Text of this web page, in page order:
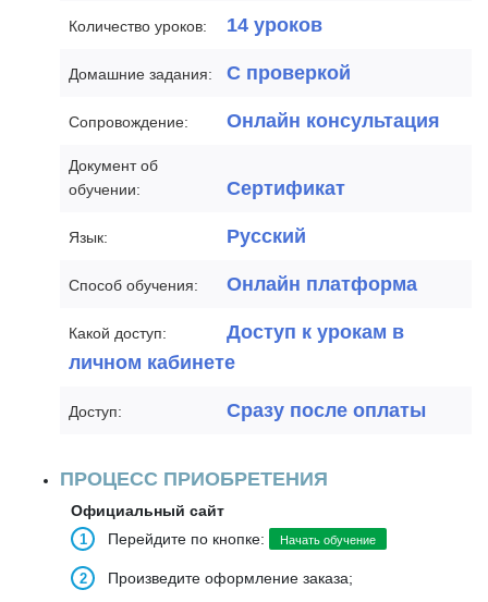
Количество уроков: 14 уроков
Домашние задания: С проверкой
Сопровождение: Онлайн консультация
Документ об
обучении:
Сертификат
Язык: Русский
Способ обучения: Онлайн платформа
Какой доступ:
Доступ к урокам в
личном кабинете
Доступ: Сразу после оплаты
ПРОЦЕСС ПРИОБРЕТЕНИЯ
Официальный сайт
Перейдите по кнопке:
Начать обучение
Произведите оформление заказа;